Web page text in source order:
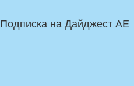
Подписка на Дайджест AE